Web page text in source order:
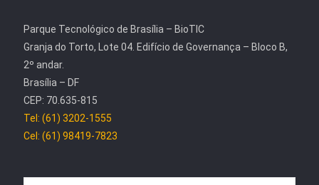
Parque Tecnológico de Brasília – BioTIC
Granja do Torto, Lote 04. Edifício de Governança – Bloco B,
2º andar.
Brasília – DF
CEP: 70.635-815
Tel: (61) 3202-1555
Cel: (61) 98419-7823